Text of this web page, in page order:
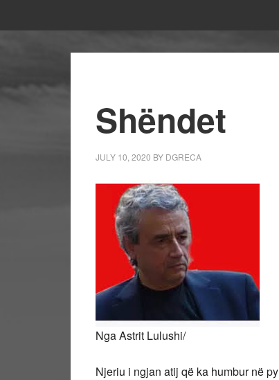
Shëndet
JULY 10, 2020 BY DGRECA
Nga Astrit Lulushi/
Njeriu i ngjan atij që ka humbur në